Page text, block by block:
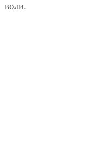
воли.